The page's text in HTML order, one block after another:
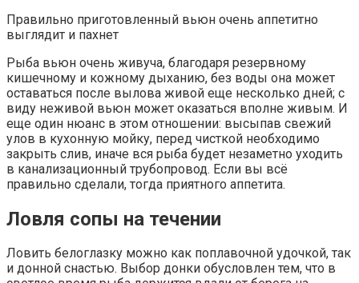
Правильно приготовленный вьюн очень аппетитно
выглядит и пахнет
Рыба вьюн очень живуча, благодаря резервному
кишечному и кожному дыханию, без воды она может
оставаться после вылова живой еще несколько дней; с
виду неживой вьюн может оказаться вполне живым. И
еще один нюанс в этом отношении: высыпав свежий
улов в кухонную мойку, перед чисткой необходимо
закрыть слив, иначе вся рыба будет незаметно уходить
в канализационный трубопровод. Если вы всё
правильно сделали, тогда приятного аппетита.
Ловля сопы на течении
Ловить белоглазку можно как поплавочной удочкой, так
и донной снастью. Выбор донки обусловлен тем, что в